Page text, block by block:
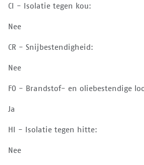
CI - Isolatie tegen kou:
Nee
CR - Snijbestendigheid:
Nee
FO - Brandstof- en oliebestendige
Ja
HI - Isolatie tegen hitte:
Nee